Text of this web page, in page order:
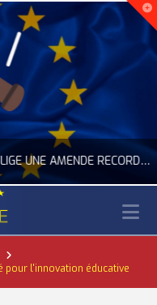
LA COMMISSION EUROPÉENNE INFLIGE UNE AMENDE RECORD À GOOGLE
EUROPE, NUMÉRIQUE- DIGITAL
pour l'innovation éducative